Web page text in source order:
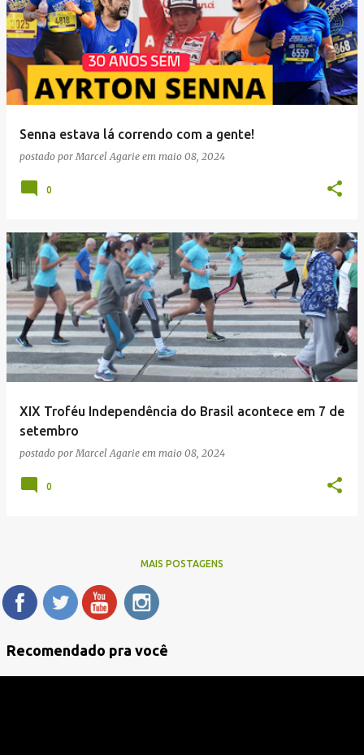
Senna estava lá correndo com a gente!
postado porMarcel Agarie em maio 08, 2024
0
XIX Troféu Independência do Brasil acontece em 7 de
setembro
postado porMarcel Agarie em maio 08, 2024
0
MAIS POSTAGENS
Recomendado pra você